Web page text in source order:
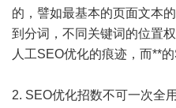
的，譬如最基本的页面文本
到分词，不同关键词的位置
人工SEO优化的痕迹，而**
2. SEO优化招数不可一次全